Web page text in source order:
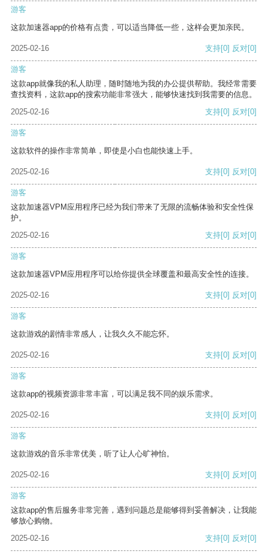
游客
这款加速器app的价格有点贵，可以适当降低一些，这样会更加亲民。
2025-02-16 支持[0] 反对[0]
游客
这款app就像我的私人助理，随时随地为我的办公提供帮助。我经常需要
查找资料，这款app的搜索功能非常强大，能够快速找到我需要的信息。
2025-02-16
支持[0] 反对[0]
游客
这款软件的操作非常简单，即使是小白也能快速上手。
2025-02-16 支持[0] 反对[0]
游客
这款加速器VPM应用程序已经为我们带来了无限的流畅体验和安全性保
护。
2025-02-16
支持[0] 反对[0]
游客
这款加速器VPM应用程序可以给你提供全球覆盖和最高安全性的连接。
2025-02-16 支持[0] 反对[0]
游客
这款游戏的剧情非常感人，让我久久不能忘怀。
2025-02-16 支持[0] 反对[0]
游客
这款app的视频资源非常丰富，可以满足我不同的娱乐需求。
2025-02-16 支持[0] 反对[0]
游客
这款游戏的音乐非常优美，听了让人心旷神怡。
2025-02-16 支持[0] 反对[0]
游客
这款app的售后服务非常完善，遇到问题总是能够得到妥善解决，让我能
够放心购物。
2025-02-16
支持[0] 反对[0]